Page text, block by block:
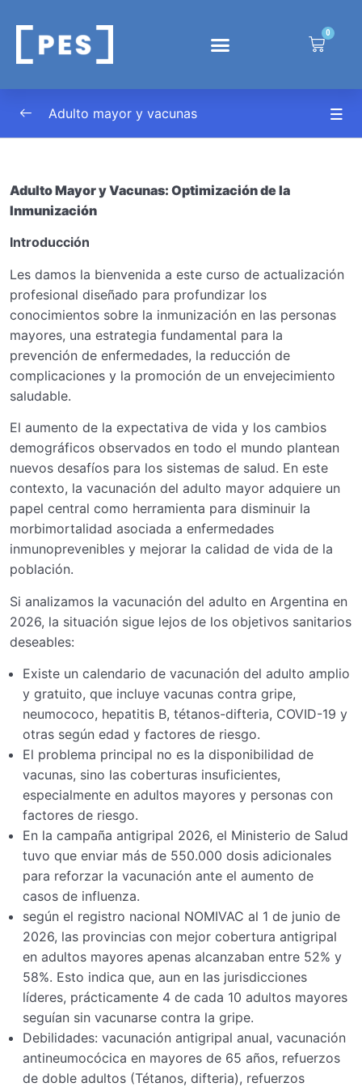
0
Introducción:
Introducción:
Vacunación
Mayor: Evidencia y Aplicación Clínica
Módulo 3: Desafíos en la Inmunización del
Adulto mayor
Módulo 4: Situaciones especiales e
Inmunización en Geriatría – Prevención
Adulto mayor y vacunas
Adulto Mayor y Vacunas: Optimización de la
Inmunización
Introducción
Les damos la bienvenida a este curso de actualización
profesional diseñado para profundizar los
conocimientos sobre la inmunización en las personas
mayores, una estrategia fundamental para la
prevención de enfermedades, la reducción de
complicaciones y la promoción de un envejecimiento
saludable.
El aumento de la expectativa de vida y los cambios
demográficos observados en todo el mundo plantean
nuevos desafíos para los sistemas de salud. En este
contexto, la vacunación del adulto mayor adquiere un
papel central como herramienta para disminuir la
morbimortalidad asociada a enfermedades
inmunoprevenibles y mejorar la calidad de vida de la
población.
Si analizamos la vacunación del adulto en Argentina en
2026, la situación sigue lejos de los objetivos sanitarios
deseables:
Existe un calendario de vacunación del adulto amplio
y gratuito, que incluye vacunas contra gripe,
neumococo, hepatitis B, tétanos-difteria, COVID-19 y
otras según edad y factores de riesgo.
El problema principal no es la disponibilidad de
vacunas, sino las coberturas insuficientes,
especialmente en adultos mayores y personas con
factores de riesgo.
En la campaña antigripal 2026, el Ministerio de Salud
tuvo que enviar más de 550.000 dosis adicionales
para reforzar la vacunación ante el aumento de
casos de influenza.
según el registro nacional NOMIVAC al 1 de junio de
2026, las provincias con mejor cobertura antigripal
en adultos mayores apenas alcanzaban entre 52% y
58%. Esto indica que, aun en las jurisdicciones
líderes, prácticamente 4 de cada 10 adultos mayores
seguían sin vacunarse contra la gripe.
Debilidades: vacunación antigripal anual, vacunación
antineumocócica en mayores de 65 años, refuerzos
de doble adultos (Tétanos, difteria), refuerzos